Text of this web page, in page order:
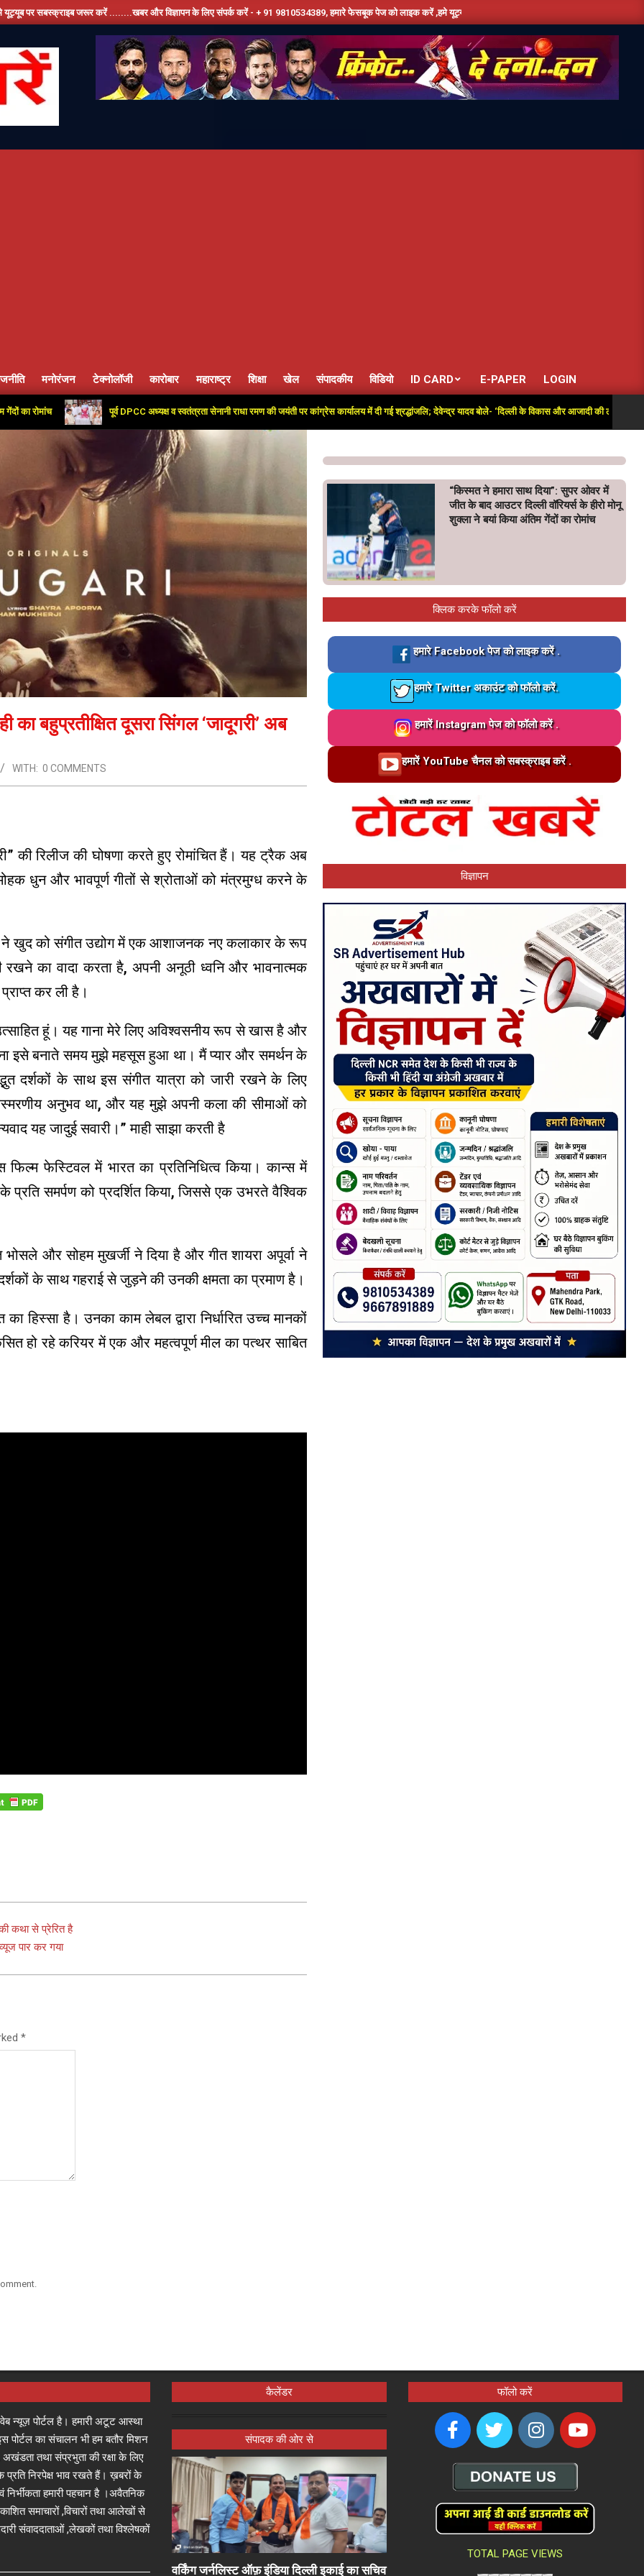
करें ........खबर और विज्ञापन के लिए संपर्क करें - + 91 9810534389, हमारे फेसबूक पेज को लाइक करें ,हमे यूट्यूब पर सबस्क्राइब जरूर करें,दिन भर की तमाम छोटी बड़ी खबरों के लिए बने रहे
Primary
Navigation
मनोरंजन टेक्नोलॉजी कारोबार महाराष्ट्र शिक्षा खेल संपादकीय विडियो ID CARD E-PAPER LOGIN
पूर्व DPCC अध्यक्ष व स्वतंत्रता सेनानी राधा रमण की जयंती पर कांग्रेस कार्यालय में दी गई श्रद्धांजलि; देवेन्द्र यादव बोले- ‘दिल्ली के विकास और आजादी की लड़ाई में अतुलनीय योगदान’
बहुप्रतीक्षित दूसरा सिंगल ‘जादूगरी’ अब
WITH: 0 COMMENTS
की रिलीज की घोषणा करते हुए रोमांचित हैं। यह ट्रैक अब
धुन और भावपूर्ण गीतों से श्रोताओं को मंत्रमुग्ध करने के
ने खुद को संगीत उद्योग में एक आशाजनक नए कलाकार के रूप
रखने का वादा करता है, अपनी अनूठी ध्वनि और भावनात्मक
कर ली है।
हूं। यह गाना मेरे लिए अविश्वसनीय रूप से खास है और
इसे बनाते समय मुझे महसूस हुआ था। मैं प्यार और समर्थन के
दर्शकों के साथ इस संगीत यात्रा को जारी रखने के लिए
अनुभव था, और यह मुझे अपनी कला की सीमाओं को
यह जादुई सवारी।” माही साझा करती है
फेस्टिवल में भारत का प्रतिनिधित्व किया। कान्स में
समर्पण को प्रदर्शित किया, जिससे एक उभरते वैश्विक
भोसले और सोहम मुखर्जी ने दिया है और गीत शायरा अपूर्वा ने
के साथ गहराई से जुड़ने की उनकी क्षमता का प्रमाण है।
हिस्सा है। उनका काम लेबल द्वारा निर्धारित उच्च मानकों
हो रहे करियर में एक और महत्वपूर्ण मील का पत्थर साबित
कथा से प्रेरित है
पार कर गया
*
“किस्मत ने हमारा साथ दिया”: सुपर ओवर में
जीत के बाद आउटर दिल्ली वॉरियर्स के हीरो मोनू
शुक्ला ने बयां किया अंतिम गेंदों का रोमांच
क्लिक करके फॉलो करें
Loading…
हमारे Facebook पेज को लाइक करें .
Loading…
हमारे Twitter अकाउंट को फॉलो करें.
Loading…
हमारें Instagram पेज को फॉलो करें .
Loading…हमारें YouTube चैनल को सबस्क्राइब करें .
विज्ञापन
वेब न्यूज़ पोर्टल है। हमारी अटूट आस्था
पोर्टल का संचालन भी हम बतौर मिशन
तथा संप्रभुता की रक्षा के लिए
प्रति निरपेक्ष भाव रखते हैं। ख़बरों के
निर्भीकता हमारी पहचान है ।अवैतनिक
समाचारों ,विचारों तथा आलेखों से
संवाददाताओं ,लेखकों तथा विश्लेषकों
कैलेंडर
संपादक की ओर से
वर्किंग जर्नलिस्ट ऑफ़ इंडिया दिल्ली इकाई का सचिव
फॉलो करें
TOTAL PAGE VIEWS